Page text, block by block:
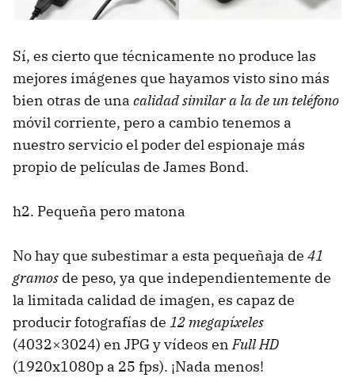
Sí, es cierto que técnicamente no produce las
mejores imágenes que hayamos visto sino más
bien otras de una calidad similar a la de un teléfono
móvil corriente, pero a cambio tenemos a
nuestro servicio el poder del espionaje más
propio de películas de James Bond.
h2. Pequeña pero matona
No hay que subestimar a esta pequeñaja de 41
gramos de peso, ya que independientemente de
la limitada calidad de imagen, es capaz de
producir fotografías de 12 megapíxeles
(4032×3024) en JPG y vídeos enFull HD
(1920x1080p a 25 fps). ¡Nada menos!